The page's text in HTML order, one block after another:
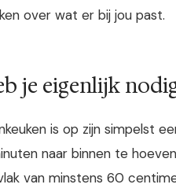
over wat er bij jou past.
je eigenlijk
is op zijn simpelst
naar binnen te
van minstens 60